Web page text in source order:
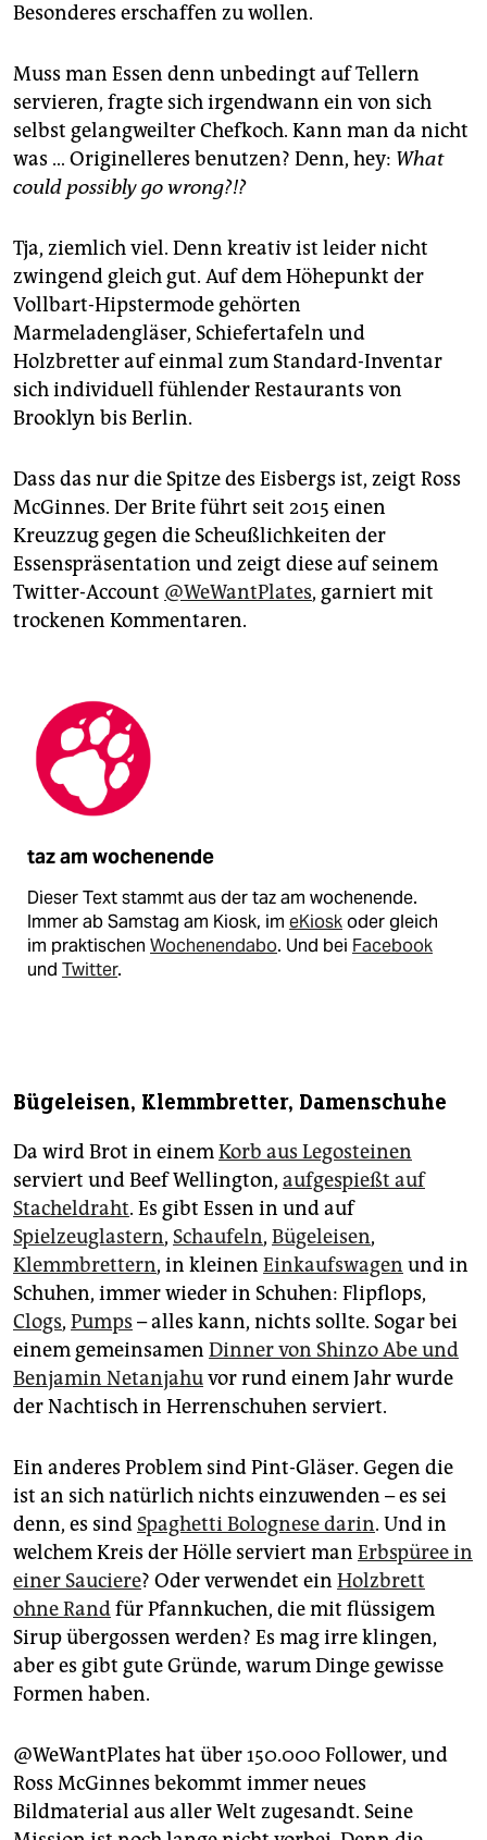
Besonderes erschaffen zu wollen.
Muss man Essen denn unbedingt auf Tellern
servieren, fragte sich irgendwann ein von sich
selbst gelangweilter Chefkoch. Kann man da nicht
was … Originelleres benutzen? Denn, hey: What
could possibly go wrong?!?
Tja, ziemlich viel. Denn kreativ ist leider nicht
zwingend gleich gut. Auf dem Höhepunkt der
Vollbart-Hipstermode gehörten
Marmeladengläser, Schiefertafeln und
Holzbretter auf einmal zum Standard-Inventar
sich individuell fühlender Restaurants von
Brooklyn bis Berlin.
Dass das nur die Spitze des Eisbergs ist, zeigt Ross
McGinnes. Der Brite führt seit 2015 einen
Kreuzzug gegen die Scheußlichkeiten der
Essenspräsentation und zeigt diese auf seinem
Twitter-Account @WeWantPlates, garniert mit
trockenen Kommentaren.
taz am wochenende
Dieser Text stammt aus der taz am wochenende.
Immer ab Samstag am Kiosk, im eKioskoder gleich
im praktischen Wochenendabo. Und bei Facebook
und Twitter.
Bügeleisen, Klemmbretter, Damenschuhe
Da wird Brot in einemKorb aus Legosteinen
serviert und Beef Wellington, aufgespießt auf
Stacheldraht. Es gibt Essen in und auf
Spielzeuglastern, Schaufeln, Bügeleisen,
Klemmbrettern, in kleinen Einkaufswagen und in
Schuhen, immer wieder in Schuhen: Flipflops,
Clogs, Pumps – alles kann, nichts sollte. Sogar bei
einem gemeinsamen Dinner von Shinzo Abe und
Benjamin Netanjahuvor rund einem Jahr wurde
der Nachtisch in Herrenschuhen serviert.
Ein anderes Problem sind Pint-Gläser. Gegen die
ist an sich natürlich nichts einzuwenden – es sei
denn, es sind Spaghetti Bolognese darin. Und in
welchem Kreis der Hölle serviert man Erbspüree in
einer Sauciere? Oder verwendet ein Holzbrett
ohne Randfür Pfannkuchen, die mit flüssigem
Sirup übergossen werden? Es mag irre klingen,
aber es gibt gute Gründe, warum Dinge gewisse
Formen haben.
@WeWantPlates hat über 150.000 Follower, und
Ross McGinnes bekommt immer neues
Bildmaterial aus aller Welt zugesandt. Seine